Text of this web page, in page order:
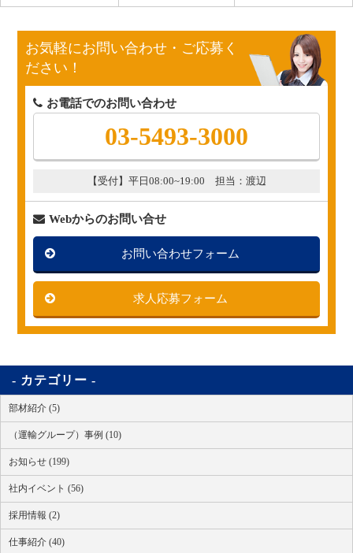
お気軽にお問い合わせ・ご応募く
ださい！
お電話でのお問い合わせ
03-5493-3000
【受付】平日08:00~19:00 担当：渡辺
Webからのお問い合せ
お問い合わせフォーム
求人応募フォーム
カテゴリー
部材紹介 (5)
（運輸グループ）事例 (10)
お知らせ (199)
社内イベント (56)
採用情報 (2)
仕事紹介 (40)